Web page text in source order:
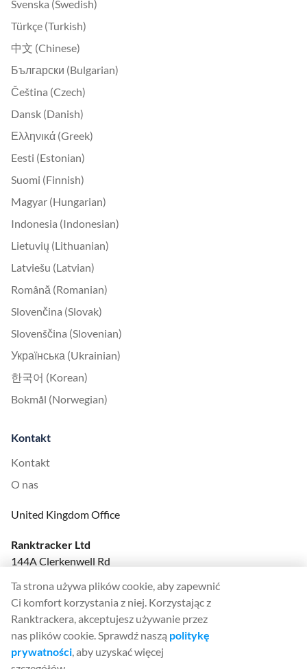
Svenska (Swedish)
Türkçe (Turkish)
中文 (Chinese)
Български (Bulgarian)
Čeština (Czech)
Dansk (Danish)
Ελληνικά (Greek)
Eesti (Estonian)
Suomi (Finnish)
Magyar (Hungarian)
Indonesia (Indonesian)
Lietuvių (Lithuanian)
Latviešu (Latvian)
Română (Romanian)
Slovenčina (Slovak)
Slovenščina (Slovenian)
Українська (Ukrainian)
한국어 (Korean)
Bokmål (Norwegian)
Kontakt
Kontakt
O nas
United Kingdom Office
Ranktracker Ltd
144A Clerkenwell Rd
Company No: 08820809
felix@ranktracker.com
Ta strona używa plików cookie, aby zapewnić
Ci komfort korzystania z niej. Korzystając z
Ranktrackera, akceptujesz używanie przez
nas plików cookie. Sprawdź naszą politykę
prywatności, aby uzyskać więcej